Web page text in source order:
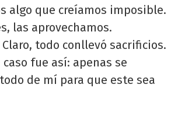
algo que creíamos imposible.
las aprovechamos.
todo conllevó sacrificios.
fue así: apenas se
de mí para que este sea